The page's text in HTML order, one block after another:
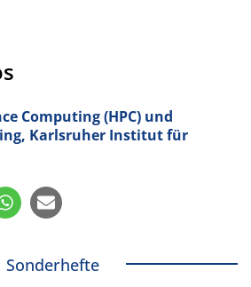
Computing (HPC) und
Karlsruher Institut für
Sonderhefte